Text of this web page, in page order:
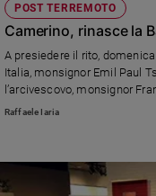
POST TERREMOTO
Camerino, rinasce la
A presiedere il rito,
Italia, monsignor Emil Paul
l’arcivescovo, monsignor
rinascita per tutto il territorio.
Raffaele Iaria